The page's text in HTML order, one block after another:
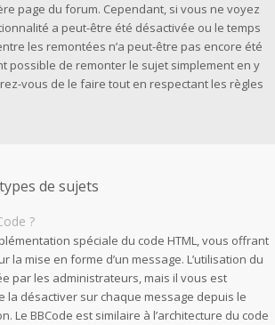
page du forum. Cependant, si vous ne voyez
a peut-être été désactivée ou le temps
les remontées n’a peut-être pas encore été
possible de remonter le sujet simplement en y
vous de le faire tout en respectant les règles
de sujets
?
spéciale du code HTML, vous offrant
la mise en forme d’un message. L’utilisation du
par les administrateurs, mais il vous est
la désactiver sur chaque message depuis le
Le BBCode est similaire à l’architecture du code